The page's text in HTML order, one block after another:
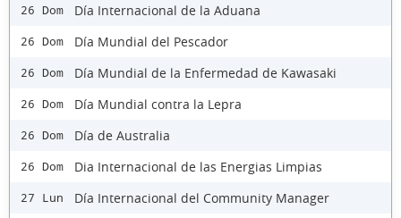
26 Dom Día Internacional de la Aduana
26 Dom Día Mundial del Pescador
26 Dom Día Mundial de la Enfermedad de Kawasaki
26 Dom Día Mundial contra la Lepra
26 Dom Día de Australia
26 Dom Dia Internacional de las Energias Limpias
27 Lun Día Internacional del Community Manager